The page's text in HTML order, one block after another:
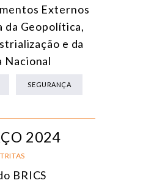
Externos
da Geopolítica,
e da
Nacional
SEGURANÇA
2024
BRICS